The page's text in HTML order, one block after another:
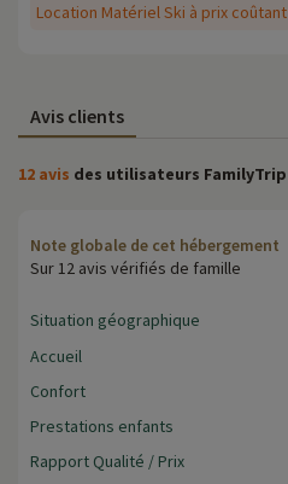
Location Matériel Ski à prix coûtant
Avis clients
12 avis des utilisateurs FamilyTrip
Note globale de cet hébergement
Sur 12 avis vérifiés de famille
Situation géographique
Accueil
Confort
Prestations enfants
Rapport Qualité / Prix